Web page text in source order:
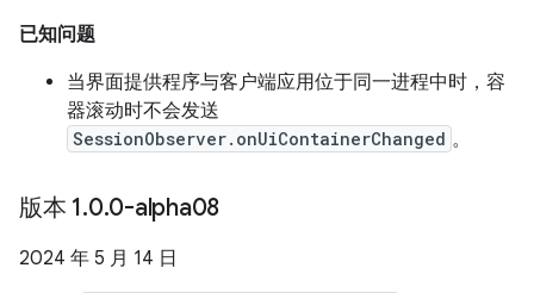
已知问题
当界面提供程序与客户端应用位于同一进程中时，容
器滚动时不会发送
SessionObserver.onUiContainerChanged 。
版本 1.0.0-alpha08
2024 年 5 月 14 日